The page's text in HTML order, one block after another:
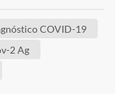
leve a moderada
médica. las
COVID-19
2 Ag